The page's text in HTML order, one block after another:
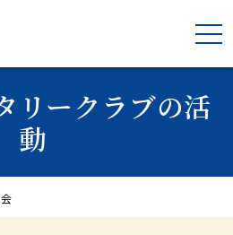
リークラブの活
動